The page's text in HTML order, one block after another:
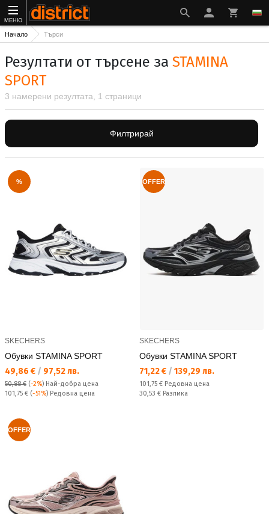
МЕНЮ
Начало Търси
Резултати от търсене за STAMINA
SPORT
3 намерени резултата, 1 страници
Филтрирай
%
SKECHERS
Обувки STAMINA SPORT
Текуща цена:
49,86 € / 97,52 лв.
50,88 € (-2%) Най-добра цена
Редовна цена:
101,75 € (-51%) Редовна цена
OFFER
SKECHERS
Обувки STAMINA SPORT
Текуща цена:
71,22 € / 139,29 лв.
Редовна цена:
101,75 € Редовна цена
Спестявате:
30,53 € Разлика
OFFER